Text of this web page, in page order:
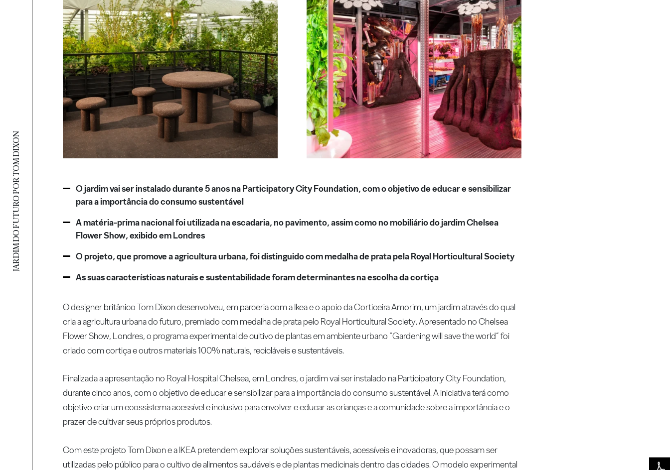
JARDIM DO FUTURO POR TOM DIXON
O jardim vai ser instalado durante 5 anos na Participatory City Foundation, com o objetivo de educar e sensibilizar
para a importância do consumo sustentável
A matéria-prima nacional foi utilizada na escadaria, no pavimento, assim como no mobiliário do jardim Chelsea
Flower Show, exibido em Londres
O projeto, que promove a agricultura urbana, foi distinguido com medalha de prata pela Royal Horticultural Society
As suas características naturais e sustentabilidade foram determinantes na escolha da cortiça
O designer britânico Tom Dixon desenvolveu, em parceria com a Ikea e o apoio da Corticeira Amorim, um jardim através do qual
cria a agricultura urbana do futuro, premiado com medalha de prata pelo Royal Horticultural Society. Apresentado no Chelsea
Flower Show, Londres, o programa experimental de cultivo de plantas em ambiente urbano “Gardening will save the world” foi
criado com cortiça e outros materiais 100% naturais, recicláveis e sustentáveis.
Finalizada a apresentação no Royal Hospital Chelsea, em Londres, o jardim vai ser instalado na Participatory City Foundation,
durante cinco anos, com o objetivo de educar e sensibilizar para a importância do consumo sustentável. A iniciativa terá como
objetivo criar um ecossistema acessível e inclusivo para envolver e educar as crianças e a comunidade sobre a importância e o
prazer de cultivar seus próprios produtos.
Com este projeto Tom Dixon e a IKEA pretendem explorar soluções sustentáveis, acessíveis e inovadoras, que possam ser
utilizadas pelo público para o cultivo de alimentos saudáveis e de plantas medicinais dentro das cidades. O modelo experimental